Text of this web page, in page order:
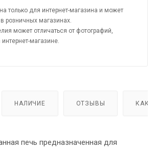
только для интернет-магазина и может
розничных магазинах.
может отличаться от фотографий,
магазине.
НАЛИЧИЕ ОТЗЫВЫ КАК
печь предназначенная для